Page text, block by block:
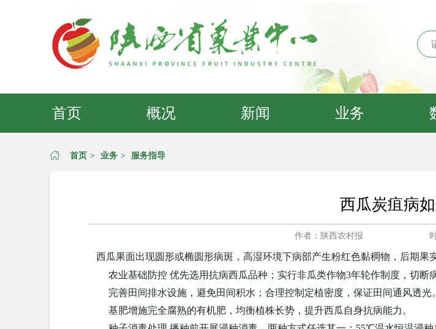
首页 概况 新闻 业务
首页 > 业务 > 服务指导
西瓜炭疽病
作者：陕西农村报
西瓜果面出现圆形或椭圆形病斑，高湿环境下病部产生粉红色黏稠物，后期果
农业基础防控 优先选用抗病西瓜品种；实行非瓜类作物3年轮作制度，切断病
完善田间排水设施，避免田间积水；合理控制定植密度，保证田间通风透光。
基肥增施完全腐熟的有机肥，均衡植株长势，提升西瓜自身抗病能力。